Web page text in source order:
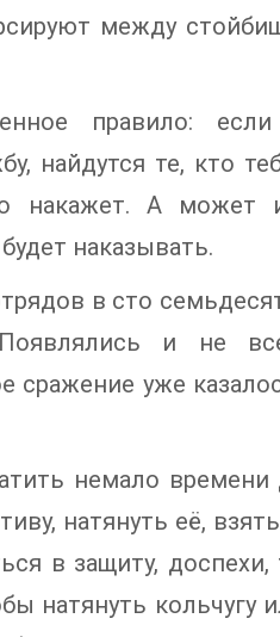
между
правило:
найдутся те, кто
накажет. А может
наказывать.
в сто
и не
сражение уже
немало
натянуть её,
в защиту,
натянуть